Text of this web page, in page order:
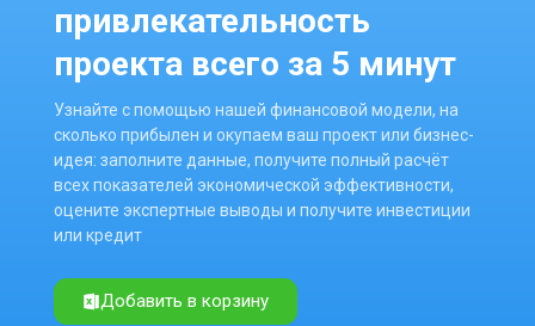
привлекательность
проекта всего за 5 минут
Узнайте с помощью нашей финансовой модели, на
сколько прибылен и окупаем ваш проект или бизнес-
идея: заполните данные, получите полный расчёт
всех показателей экономической эффективности,
оцените экспертные выводы и получите инвестиции
или кредит
Добавить в корзину